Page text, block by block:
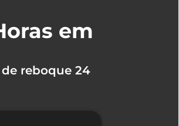
em
reboque 24